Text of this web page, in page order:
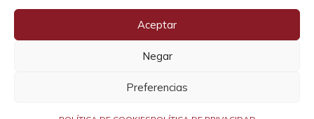
Aceptar
Negar
Preferencias
Copyright © 2026 SOLO WINE